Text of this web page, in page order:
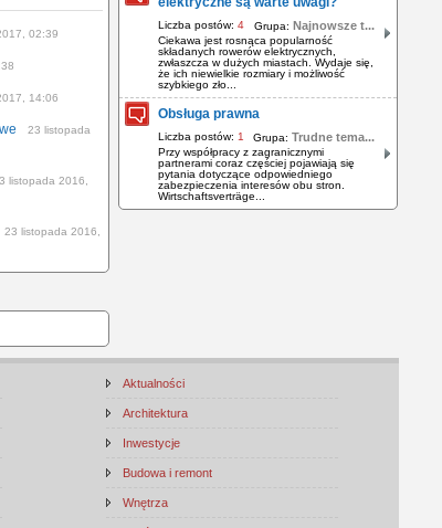
02:39
14:06
23 listopada
listopada 2016,
23 listopada 2016,
Liczba postów: 4 Grupa: Najnowsze t...
Ciekawa jest rosnąca popularność
składanych rowerów elektrycznych,
zwłaszcza w dużych miastach. Wydaje się,
że ich niewielkie rozmiary i możliwość
szybkiego zło...
Obsługa prawna
Liczba postów: 1 Grupa: Trudne tema...
Przy współpracy z zagranicznymi
partnerami coraz częściej pojawiają się
pytania dotyczące odpowiedniego
zabezpieczenia interesów obu stron.
Wirtschaftsverträge...
Aktualności
Architektura
Inwestycje
Budowa i remont
Wnętrza